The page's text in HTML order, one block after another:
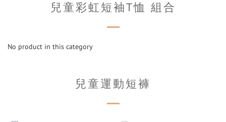
兒童彩虹短袖T恤 組合
No product in this category
兒童運動短褲